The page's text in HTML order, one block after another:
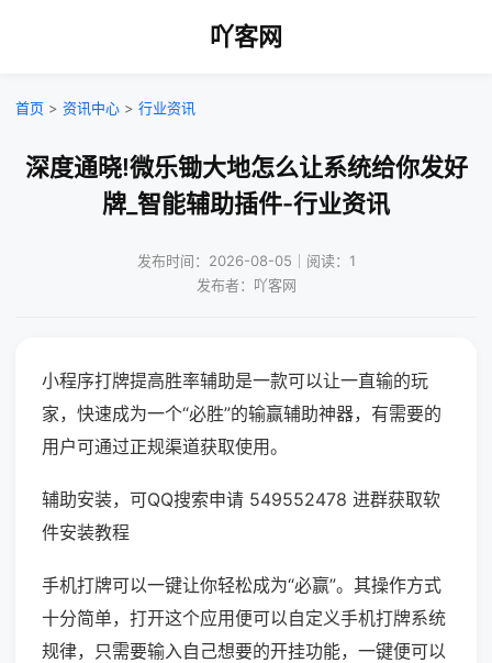
吖客网
首页 > 资讯中心 > 行业资讯
深度通晓!微乐锄大地怎么让系统给你发好
牌_智能辅助插件-行业资讯
发布时间：2026-08-05｜阅读：1
发布者：吖客网
小程序打牌提高胜率辅助是一款可以让一直输的玩
家，快速成为一个“必胜”的输赢辅助神器，有需要的
用户可通过正规渠道获取使用。
辅助安装，可QQ搜索申请 549552478 进群获取软
件安装教程
手机打牌可以一键让你轻松成为“必赢”。其操作方式
十分简单，打开这个应用便可以自定义手机打牌系统
规律，只需要输入自己想要的开挂功能，一键便可以